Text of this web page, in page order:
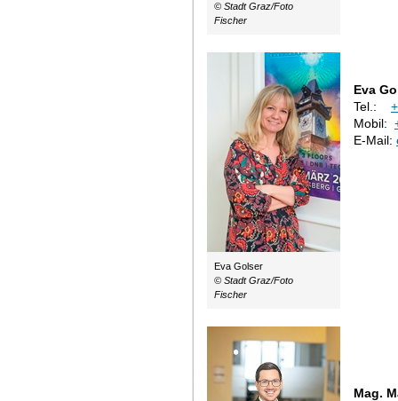
© Stadt Graz/Foto
Fischer
Eva Golser
© Stadt Graz/Foto
Fischer
Eva
Tel.:
Mobil:
E-Mail:
Mag.